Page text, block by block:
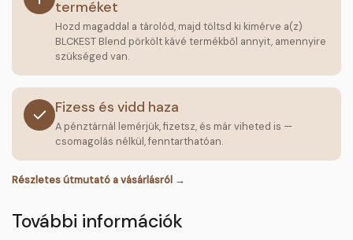
terméket
Hozd magaddal a tárolód, majd töltsd ki kimérve a(z)
BLCKEST Blend pörkölt kávé termékből annyit, amennyire
szükséged van.
Fizess és vidd haza
A pénztárnál lemérjük, fizetsz, és már viheted is —
csomagolás nélkül, fenntarthatóan.
Részletes útmutató a vásárlásról →
További információk